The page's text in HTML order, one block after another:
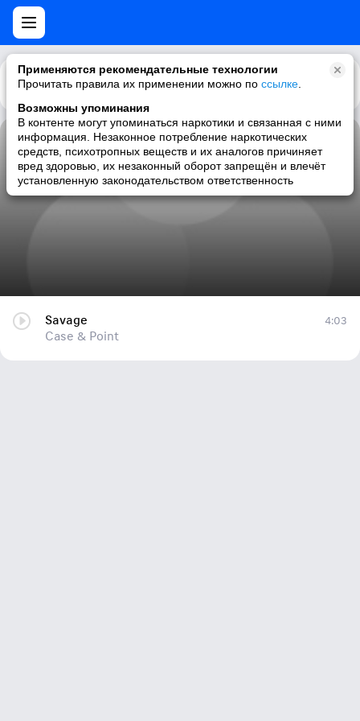
Применяются рекомендательные технологии
Прочитать правила их применении можно по ссылке
Возможны упоминания
В контенте могут упоминаться наркотики и связанная с ними
информация. Незаконное потребление наркотических
средств, психотропных веществ и их аналогов причиняет
вред здоровью, их незаконный оборот запрещён и влечёт
установленную законодательством ответственность
Каталог Рекомендации
Savage
Case & Point
Savage
Case & Point
4:03